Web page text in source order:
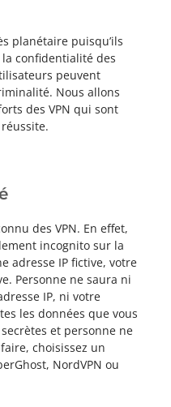
planétaire puisqu’ils
confidentialité des
peuvent
Nous allons
des VPN qui sont
des VPN. En effet,
incognito sur la
adresse IP fictive, votre
Personne ne saura ni
IP, ni votre
les données que vous
et personne ne
choisissez un
NordVPN ou